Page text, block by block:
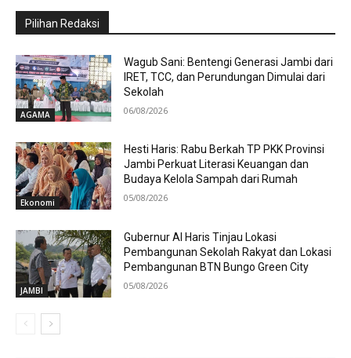
Pilihan Redaksi
AGAMA
Wagub Sani: Bentengi Generasi Jambi dari
IRET, TCC, dan Perundungan Dimulai dari
Sekolah
06/08/2026
Ekonomi
Hesti Haris: Rabu Berkah TP PKK Provinsi
Jambi Perkuat Literasi Keuangan dan
Budaya Kelola Sampah dari Rumah
05/08/2026
JAMBI
Gubernur Al Haris Tinjau Lokasi
Pembangunan Sekolah Rakyat dan Lokasi
Pembangunan BTN Bungo Green City
05/08/2026